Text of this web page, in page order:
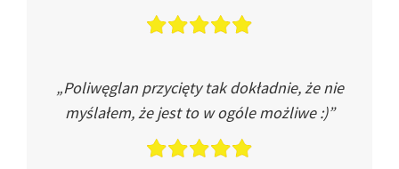
„Poliwęglan przycięty tak dokładnie, że nie
myślałem, że jest to w ogóle możliwe :)”